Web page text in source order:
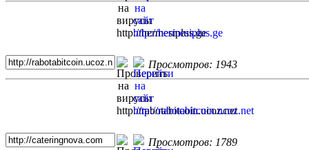
Просмотров: 1943
Просмотров: 1789